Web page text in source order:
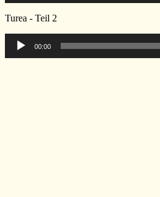
Turea - Teil 2
Audio-
Player
00:00